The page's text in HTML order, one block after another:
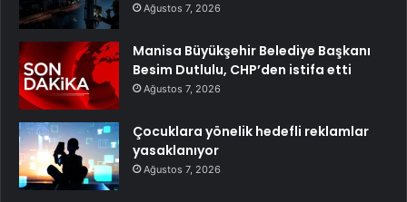
Ağustos 7, 2026
Manisa Büyükşehir Belediye Başkanı
Besim Dutlulu, CHP’den istifa etti
Ağustos 7, 2026
Çocuklara yönelik hedefli reklamlar
yasaklanıyor
Ağustos 7, 2026